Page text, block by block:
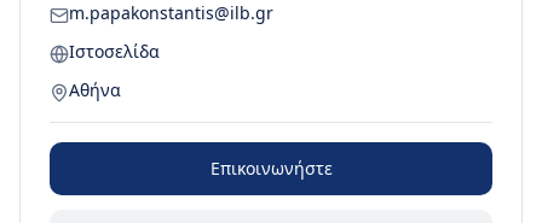
m.papakonstantis@ilb.gr
Ιστοσελίδα
Αθήνα
Επικοινωνήστε